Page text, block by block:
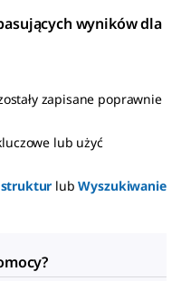
wyników dla
zapisane poprawnie
lub użyć
lub Wyszukiwanie